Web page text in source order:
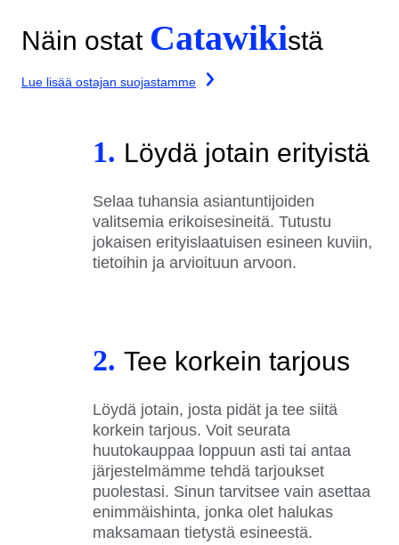
Näin ostat Catawikistä
Lue lisää ostajan suojastamme
1. Löydä jotain erityistä
Selaa tuhansia asiantuntijoiden
valitsemia erikoisesineitä. Tutustu
jokaisen erityislaatuisen esineen kuviin,
tietoihin ja arvioituun arvoon.
2. Tee korkein tarjous
Löydä jotain, josta pidät ja tee siitä
korkein tarjous. Voit seurata
huutokauppaa loppuun asti tai antaa
järjestelmämme tehdä tarjoukset
puolestasi. Sinun tarvitsee vain asettaa
enimmäishinta, jonka olet halukas
maksamaan tietystä esineestä.